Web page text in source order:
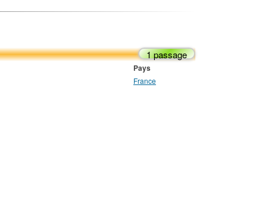
1 passage
Pays
France